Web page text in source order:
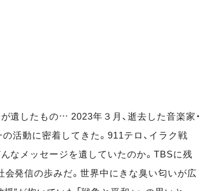
遺したもの… 2023年３月、逝去した音楽家・
活動に密着してきた。911テロ、イラク戦
なメッセージを遺していたのか。TBSに残
発信の歩みだ。世界中にきな臭い匂いが広